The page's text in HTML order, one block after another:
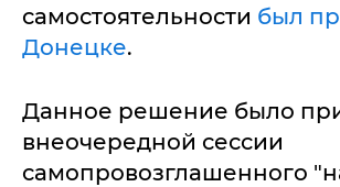
самостоятельности был
Донецке.
Данное решение было
внеочередной сессии
самопровозглашенного